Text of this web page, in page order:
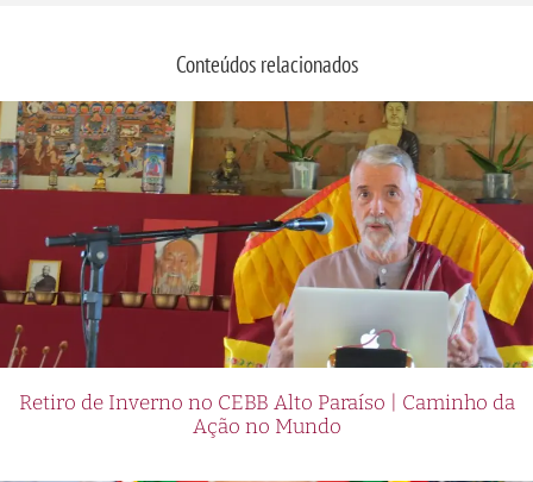
Conteúdos relacionados
Retiro de Inverno no CEBB Alto Paraíso | Caminho da
Ação no Mundo